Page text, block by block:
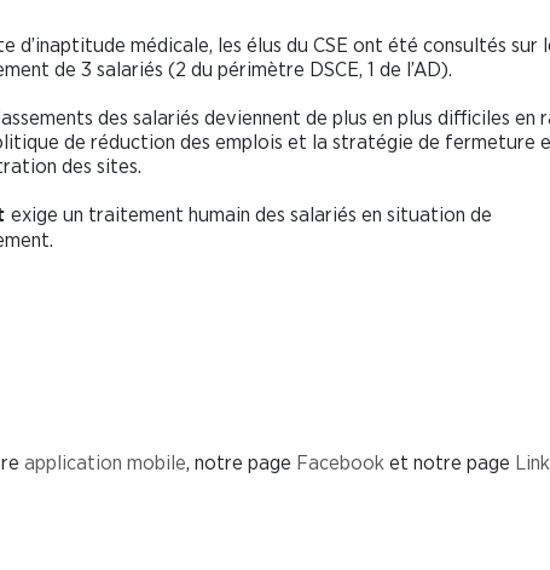
d’inaptitude médicale, les élus du CSE ont été consultés sur
de 3 salariés (2 du périmètre DSCE, 1 de l’AD).
des salariés deviennent de plus en plus difficiles en
de réduction des emplois et la stratégie de fermeture
des sites.
exige un traitement humain des salariés en situation
application mobile, notre page Facebook et notre page